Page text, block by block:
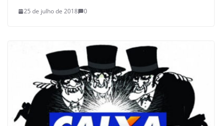
25 de julho de 2018 0